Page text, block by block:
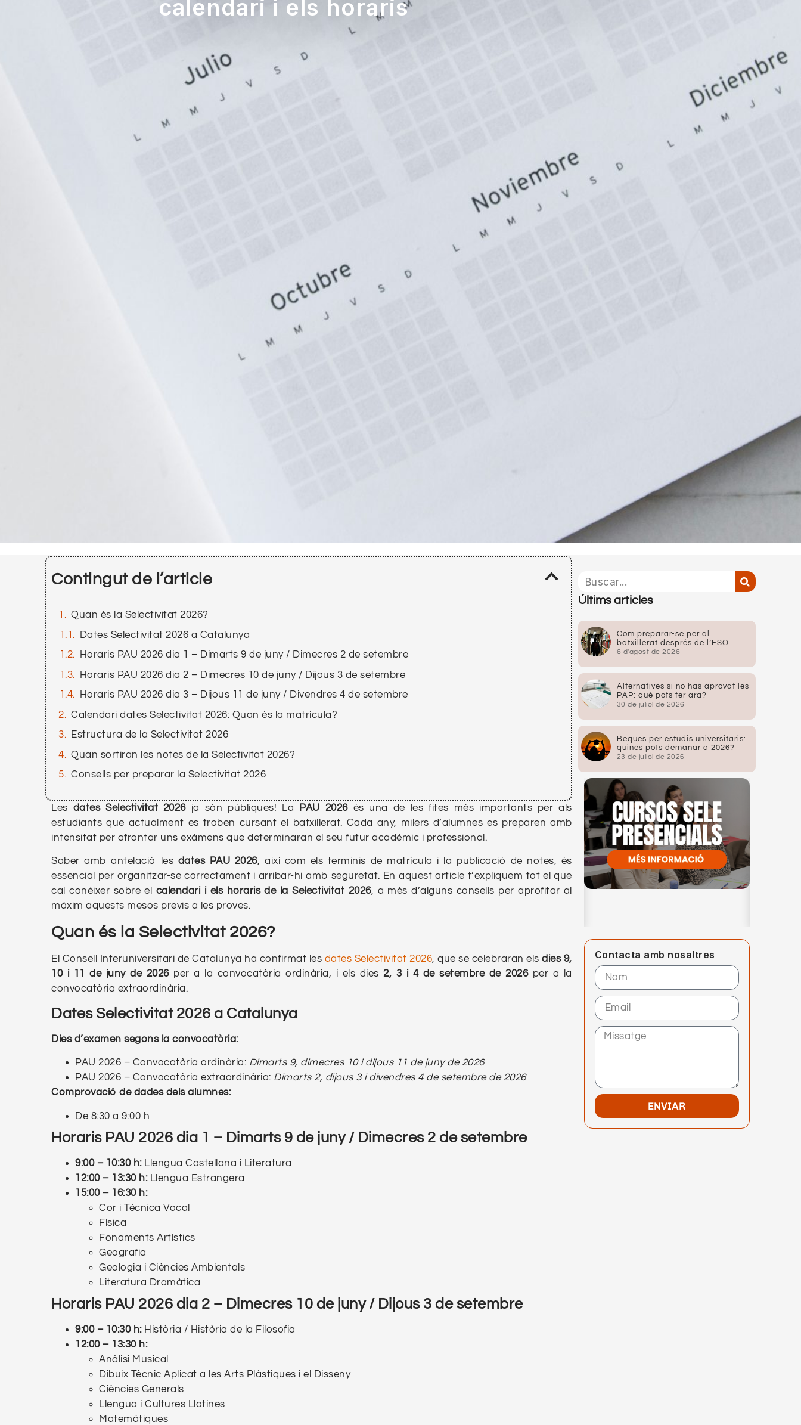
calendari i els horaris
Contingut de l’article
Quan és la Selectivitat 2026?
Dates Selectivitat 2026 a Catalunya
Horaris PAU 2026 dia 1 – Dimarts 9 de juny / Dimecres 2 de setembre
Horaris PAU 2026 dia 2 – Dimecres 10 de juny / Dijous 3 de setembre
Horaris PAU 2026 dia 3 – Dijous 11 de juny / Divendres 4 de setembre
Calendari dates Selectivitat 2026: Quan és la matrícula?
Estructura de la Selectivitat 2026
Quan sortiran les notes de la Selectivitat 2026?
Consells per preparar la Selectivitat 2026
Les dates Selectivitat 2026 ja són públiques! La PAU 2026és una de les fites més importants per als
estudiants que actualment es troben cursant el batxillerat. Cada any, milers d’alumnes es preparen amb
intensitat per afrontar uns exàmens que determinaran el seu futur acadèmic i professional.
Saber amb antelació les dates PAU 2026, així com els terminis de matrícula i la publicació de notes, és
essencial per organitzar-se correctament i arribar-hi amb seguretat. En aquest article t’expliquem tot el que
cal conèixer sobre el calendari i els horaris de la Selectivitat 2026, a més d’alguns consells per aprofitar al
màxim aquests mesos previs a les proves.
Quan és la Selectivitat 2026?
El Consell Interuniversitari de Catalunya ha confirmat les dates Selectivitat 2026, que se celebraran elsdies 9,
10 i 11 de juny de 2026per a la convocatòria ordinària, i els dies2, 3 i 4 de setembre de 2026 per a la
convocatòria extraordinària.
Dates Selectivitat 2026 a Catalunya
Dies d’examen segons la convocatòria:
PAU 2026 – Convocatòria ordinària: Dimarts 9, dimecres 10 i dijous 11 de juny de 2026
PAU 2026 – Convocatòria extraordinària: Dimarts 2, dijous 3 i divendres 4 de setembre de 2026
Comprovació de dades dels alumnes:
De 8:30 a 9:00 h
Horaris PAU 2026 dia 1 – Dimarts 9 de juny / Dimecres 2 de setembre
9:00 – 10:30 h:Llengua Castellana i Literatura
12:00 – 13:30 h:Llengua Estrangera
15:00 – 16:30 h:
Cor i Tècnica Vocal
Física
Fonaments Artístics
Geografia
Geologia i Ciències Ambientals
Literatura Dramàtica
Horaris PAU 2026 dia 2 – Dimecres 10 de juny / Dijous 3 de setembre
9:00 – 10:30 h:Història / Història de la Filosofia
12:00 – 13:30 h:
Anàlisi Musical
Dibuix Tècnic Aplicat a les Arts Plàstiques i el Disseny
Ciències Generals
Llengua i Cultures Llatines
Matemàtiques
Últims articles
Com preparar-se per al
batxillerat després de l’ESO
6 d'agost de 2026
Alternatives si no has aprovat les
PAP: què pots fer ara?
30 de juliol de 2026
Beques per estudis universitaris:
quines pots demanar a 2026?
23 de juliol de 2026
Contacta amb nosaltres
ENVIAR